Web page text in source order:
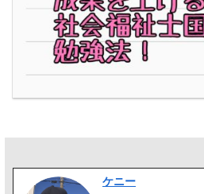
ケニー